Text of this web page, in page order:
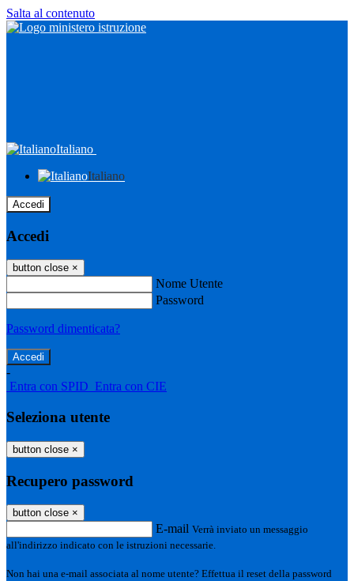
Salta al contenuto
Italiano
Italiano
Accedi
Accedi
button close ×
Nome Utente
Password
Password dimenticata?
-
Entra con SPID Entra con CIE
Seleziona utente
button close ×
Recupero password
button close ×
E-mail Verrà inviato un messaggio
all'indirizzo indicato con le istruzioni necessarie.
Non hai una e-mail associata al nome utente? Effettua il reset della password